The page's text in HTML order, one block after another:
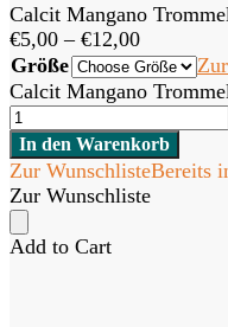
Calcit Mangano
€5,00 – €12,00
Größe
Calcit Mangano
In den Warenkorb
Zur WunschlisteBereits
Zur Wunschliste
Add to Cart